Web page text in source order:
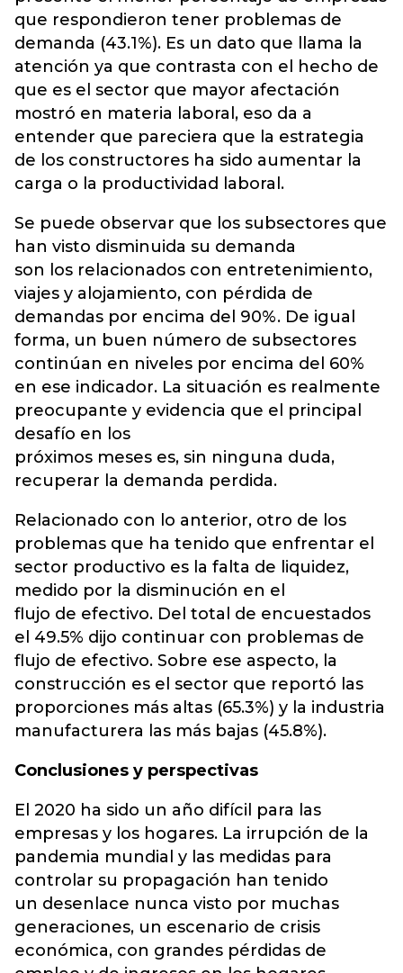
que respondieron tener problemas de
demanda (43.1%). Es un dato que llama la
atención ya que contrasta con el hecho de
que es el sector que mayor afectación
mostró en materia laboral, eso da a
entender que pareciera que la estrategia
de los constructores ha sido aumentar la
carga o la productividad laboral.
Se puede observar que los subsectores que
han visto disminuida su demanda
son los relacionados con entretenimiento,
viajes y alojamiento, con pérdida de
demandas por encima del 90%. De igual
forma, un buen número de subsectores
continúan en niveles por encima del 60%
en ese indicador. La situación es realmente
preocupante y evidencia que el principal
desafío en los
próximos meses es, sin ninguna duda,
recuperar la demanda perdida.
Relacionado con lo anterior, otro de los
problemas que ha tenido que enfrentar el
sector productivo es la falta de liquidez,
medido por la disminución en el
flujo de efectivo. Del total de encuestados
el 49.5% dijo continuar con problemas de
flujo de efectivo. Sobre ese aspecto, la
construcción es el sector que reportó las
proporciones más altas (65.3%) y la industria
manufacturera las más bajas (45.8%).
Conclusiones y perspectivas
El 2020 ha sido un año difícil para las
empresas y los hogares. La irrupción de la
pandemia mundial y las medidas para
controlar su propagación han tenido
un desenlace nunca visto por muchas
generaciones, un escenario de crisis
económica, con grandes pérdidas de